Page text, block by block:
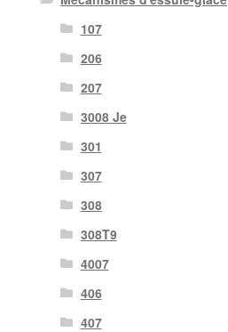
107
206
207
3008 Je
301
307
308
308T9
4007
406
407